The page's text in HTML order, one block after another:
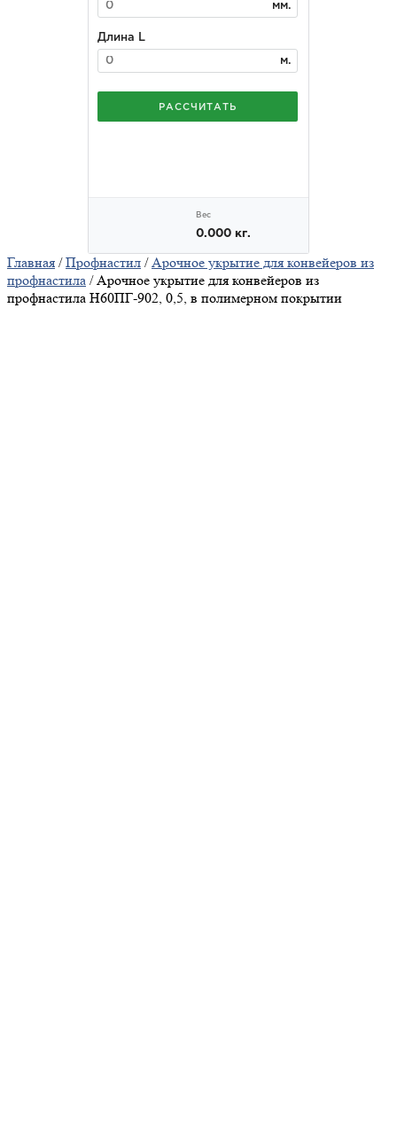
Главная /Профнастил /Арочное укрытие для конвейеров из
профнастила / Арочное укрытие для конвейеров из
профнастила Н60ПГ-902, 0,5, в полимерном покрытии